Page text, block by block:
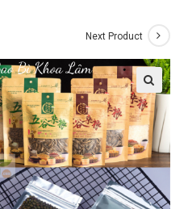
Next Product